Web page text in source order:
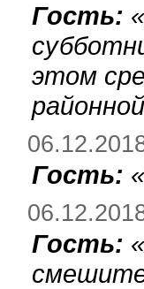
Гость: «
этом
Гость: «
Гость: «